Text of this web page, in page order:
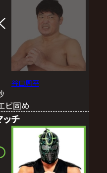
谷口周平
ビ固め
チ